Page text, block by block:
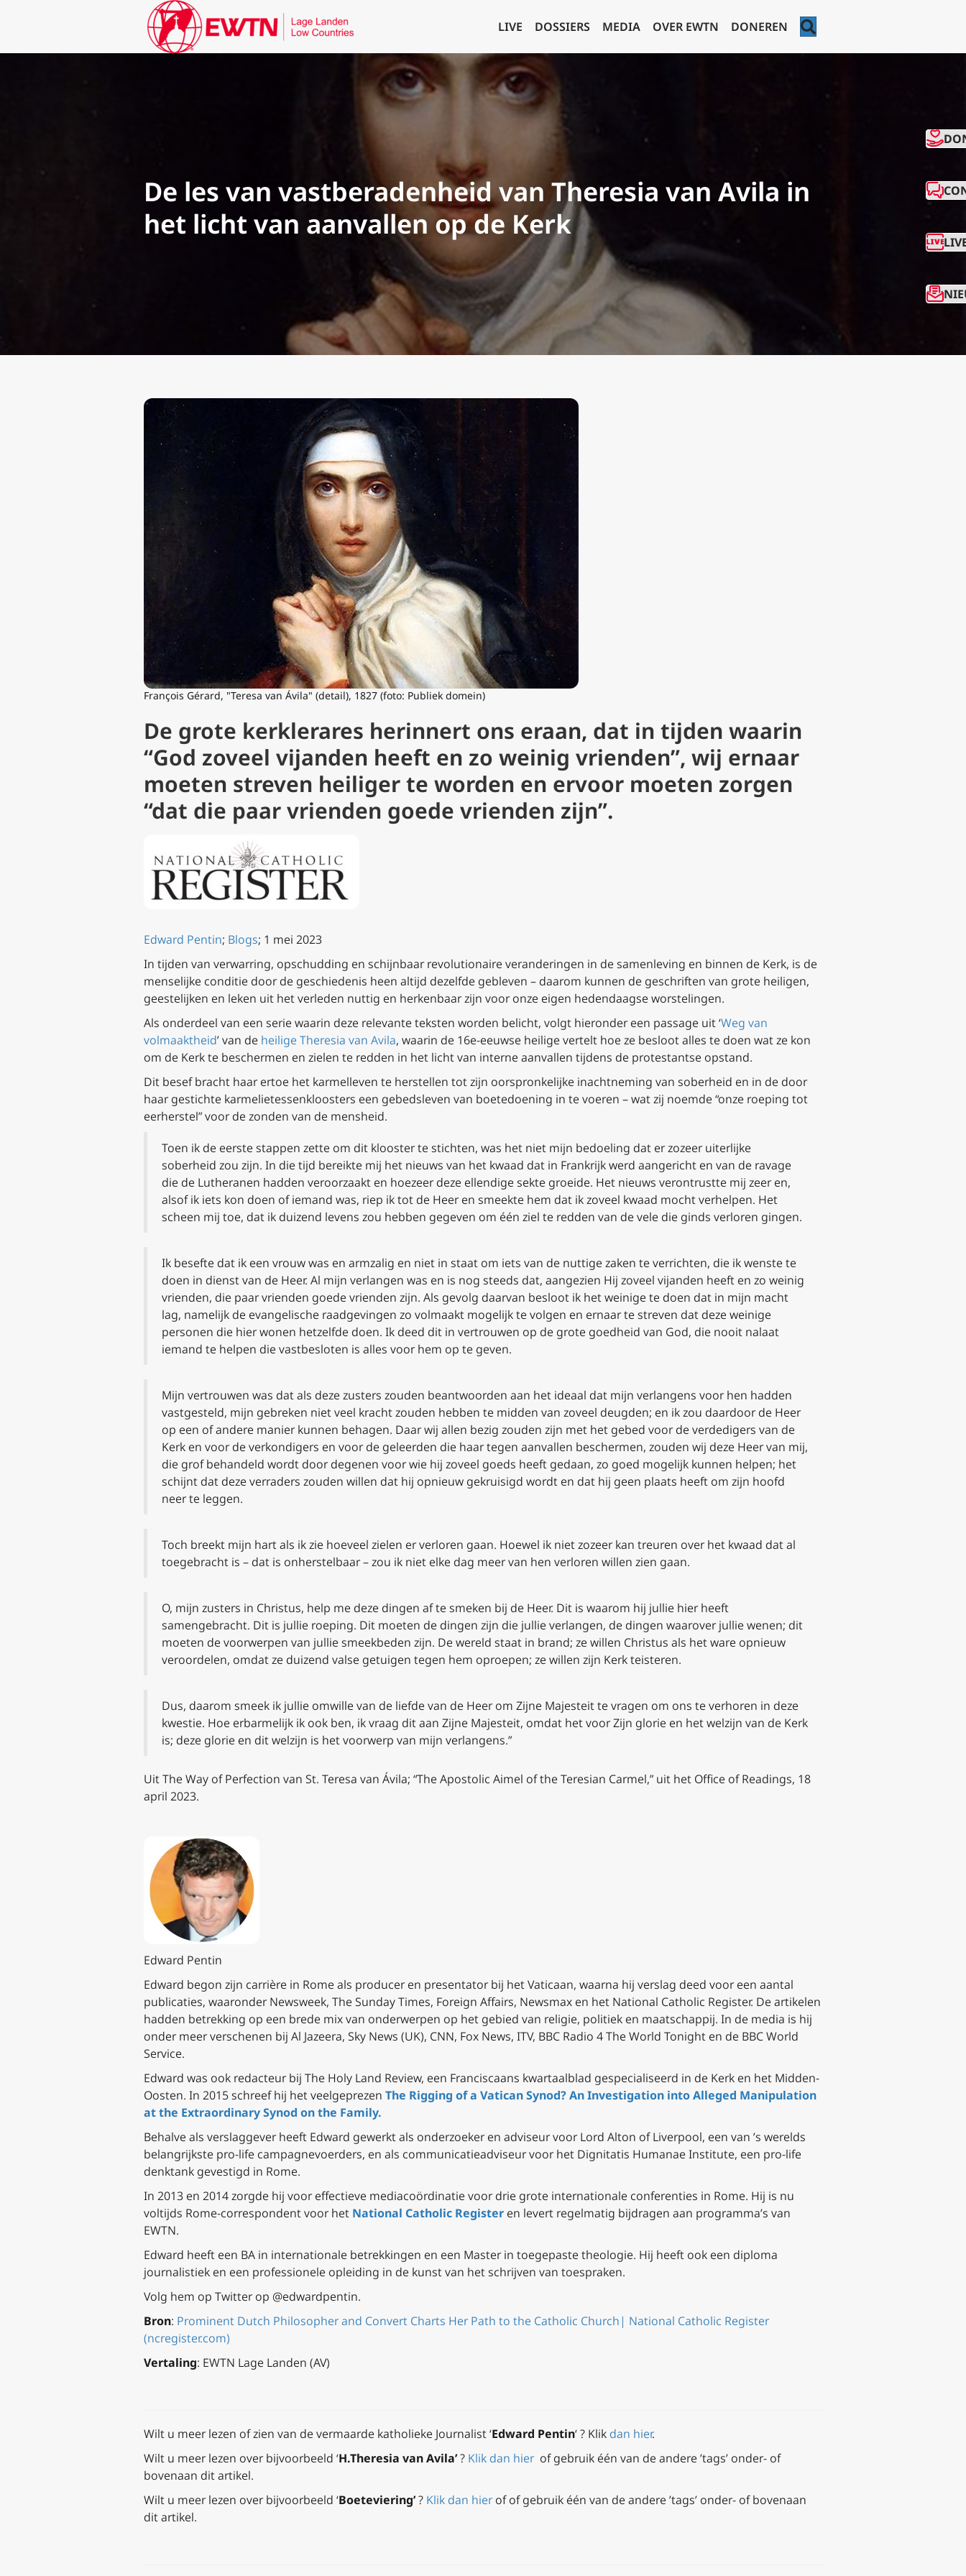
LIVE DOSSIERS MEDIA OVER EWTN DONEREN
De les van vastberadenheid van Theresia van Avila in
het licht van aanvallen op de Kerk
François Gérard, "Teresa van Ávila" (detail), 1827 (foto: Publiek domein)
De grote kerklerares herinnert ons eraan, dat in tijden waarin
“God zoveel vijanden heeft en zo weinig vrienden”, wij ernaar
moeten streven heiliger te worden en ervoor moeten zorgen
“dat die paar vrienden goede vrienden zijn”.
Edward Pentin; Blogs; 1 mei 2023
In tijden van verwarring, opschudding en schijnbaar revolutionaire veranderingen in de samenleving en binnen de Kerk, is de
menselijke conditie door de geschiedenis heen altijd dezelfde gebleven – daarom kunnen de geschriften van grote heiligen,
geestelijken en leken uit het verleden nuttig en herkenbaar zijn voor onze eigen hedendaagse worstelingen.
Als onderdeel van een serie waarin deze relevante teksten worden belicht, volgt hieronder een passage uit ‘Weg van
volmaaktheid’ van de heilige Theresia van Avila, waarin de 16e-eeuwse heilige vertelt hoe ze besloot alles te doen wat ze kon
om de Kerk te beschermen en zielen te redden in het licht van interne aanvallen tijdens de protestantse opstand.
Dit besef bracht haar ertoe het karmelleven te herstellen tot zijn oorspronkelijke inachtneming van soberheid en in de door
haar gestichte karmelietessenkloosters een gebedsleven van boetedoening in te voeren – wat zij noemde “onze roeping tot
eerherstel” voor de zonden van de mensheid.
Toen ik de eerste stappen zette om dit klooster te stichten, was het niet mijn bedoeling dat er zozeer uiterlijke
soberheid zou zijn. In die tijd bereikte mij het nieuws van het kwaad dat in Frankrijk werd aangericht en van de ravage
die de Lutheranen hadden veroorzaakt en hoezeer deze ellendige sekte groeide. Het nieuws verontrustte mij zeer en,
alsof ik iets kon doen of iemand was, riep ik tot de Heer en smeekte hem dat ik zoveel kwaad mocht verhelpen. Het
scheen mij toe, dat ik duizend levens zou hebben gegeven om één ziel te redden van de vele die ginds verloren gingen.
Ik besefte dat ik een vrouw was en armzalig en niet in staat om iets van de nuttige zaken te verrichten, die ik wenste te
doen in dienst van de Heer. Al mijn verlangen was en is nog steeds dat, aangezien Hij zoveel vijanden heeft en zo weinig
vrienden, die paar vrienden goede vrienden zijn. Als gevolg daarvan besloot ik het weinige te doen dat in mijn macht
lag, namelijk de evangelische raadgevingen zo volmaakt mogelijk te volgen en ernaar te streven dat deze weinige
personen die hier wonen hetzelfde doen. Ik deed dit in vertrouwen op de grote goedheid van God, die nooit nalaat
iemand te helpen die vastbesloten is alles voor hem op te geven.
Mijn vertrouwen was dat als deze zusters zouden beantwoorden aan het ideaal dat mijn verlangens voor hen hadden
vastgesteld, mijn gebreken niet veel kracht zouden hebben te midden van zoveel deugden; en ik zou daardoor de Heer
op een of andere manier kunnen behagen. Daar wij allen bezig zouden zijn met het gebed voor de verdedigers van de
Kerk en voor de verkondigers en voor de geleerden die haar tegen aanvallen beschermen, zouden wij deze Heer van mij,
die grof behandeld wordt door degenen voor wie hij zoveel goeds heeft gedaan, zo goed mogelijk kunnen helpen; het
schijnt dat deze verraders zouden willen dat hij opnieuw gekruisigd wordt en dat hij geen plaats heeft om zijn hoofd
neer te leggen.
Toch breekt mijn hart als ik zie hoeveel zielen er verloren gaan. Hoewel ik niet zozeer kan treuren over het kwaad dat al
toegebracht is – dat is onherstelbaar – zou ik niet elke dag meer van hen verloren willen zien gaan.
O, mijn zusters in Christus, help me deze dingen af te smeken bij de Heer. Dit is waarom hij jullie hier heeft
samengebracht. Dit is jullie roeping. Dit moeten de dingen zijn die jullie verlangen, de dingen waarover jullie wenen; dit
moeten de voorwerpen van jullie smeekbeden zijn. De wereld staat in brand; ze willen Christus als het ware opnieuw
veroordelen, omdat ze duizend valse getuigen tegen hem oproepen; ze willen zijn Kerk teisteren.
Dus, daarom smeek ik jullie omwille van de liefde van de Heer om Zijne Majesteit te vragen om ons te verhoren in deze
kwestie. Hoe erbarmelijk ik ook ben, ik vraag dit aan Zijne Majesteit, omdat het voor Zijn glorie en het welzijn van de Kerk
is; deze glorie en dit welzijn is het voorwerp van mijn verlangens.”
Uit The Way of Perfection van St. Teresa van Ávila; “The Apostolic Aimel of the Teresian Carmel,” uit het Office of Readings, 18
april 2023.
Edward Pentin
Edward begon zijn carrière in Rome als producer en presentator bij het Vaticaan, waarna hij verslag deed voor een aantal
publicaties, waaronder Newsweek, The Sunday Times, Foreign Affairs, Newsmax en het National Catholic Register. De artikelen
hadden betrekking op een brede mix van onderwerpen op het gebied van religie, politiek en maatschappij. In de media is hij
onder meer verschenen bij Al Jazeera, Sky News (UK), CNN, Fox News, ITV, BBC Radio 4 The World Tonight en de BBC World
Service.
Edward was ook redacteur bij The Holy Land Review, een Franciscaans kwartaalblad gespecialiseerd in de Kerk en het Midden-
Oosten. In 2015 schreef hij het veelgeprezen The Rigging of a Vatican Synod? An Investigation into Alleged Manipulation
at the Extraordinary Synod on the Family.
Behalve als verslaggever heeft Edward gewerkt als onderzoeker en adviseur voor Lord Alton of Liverpool, een van ’s werelds
belangrijkste pro-life campagnevoerders, en als communicatieadviseur voor het Dignitatis Humanae Institute, een pro-life
denktank gevestigd in Rome.
In 2013 en 2014 zorgde hij voor effectieve mediacoördinatie voor drie grote internationale conferenties in Rome. Hij is nu
voltijds Rome-correspondent voor het National Catholic Register en levert regelmatig bijdragen aan programma’s van
EWTN.
Edward heeft een BA in internationale betrekkingen en een Master in toegepaste theologie. Hij heeft ook een diploma
journalistiek en een professionele opleiding in de kunst van het schrijven van toespraken.
Volg hem op Twitter op @edwardpentin.
Bron: Prominent Dutch Philosopher and Convert Charts Her Path to the Catholic Church| National Catholic Register
(ncregister.com)
Vertaling: EWTN Lage Landen (AV)
Wilt u meer lezen of zien van de vermaarde katholieke Journalist ‘Edward Pentin‘ ? Klik dan hier.
Wilt u meer lezen over bijvoorbeeld ‘H.Theresia van Avila’? Klik dan hier of gebruik één van de andere ’tags’ onder- of
bovenaan dit artikel.
Wilt u meer lezen over bijvoorbeeld ‘Boeteviering’? Klik dan hier ofof gebruik één van de andere ’tags’ onder- of bovenaan
dit artikel.